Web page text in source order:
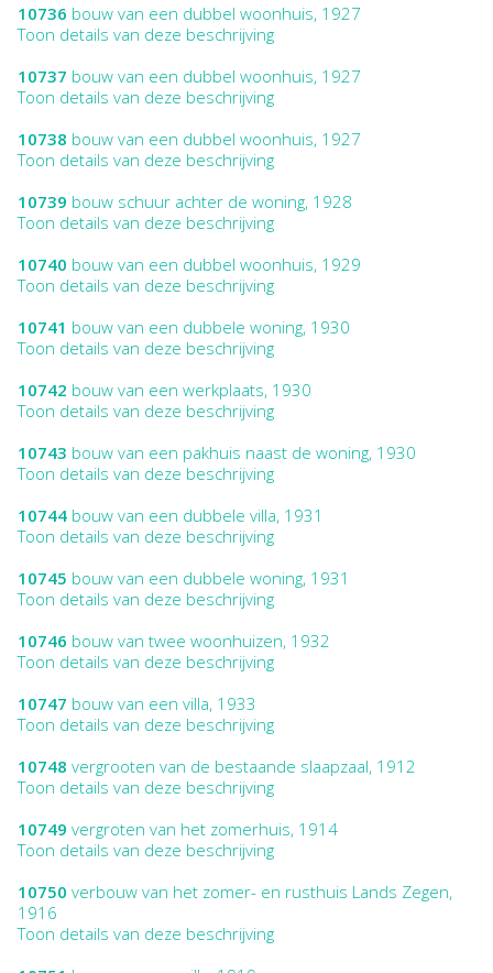
10736 bouw van een dubbel woonhuis, 1927
Toon details van deze beschrijving
10737 bouw van een dubbel woonhuis, 1927
Toon details van deze beschrijving
10738 bouw van een dubbel woonhuis, 1927
Toon details van deze beschrijving
10739 bouw schuur achter de woning, 1928
Toon details van deze beschrijving
10740 bouw van een dubbel woonhuis, 1929
Toon details van deze beschrijving
10741 bouw van een dubbele woning, 1930
Toon details van deze beschrijving
10742 bouw van een werkplaats, 1930
Toon details van deze beschrijving
10743 bouw van een pakhuis naast de woning, 1930
Toon details van deze beschrijving
10744 bouw van een dubbele villa, 1931
Toon details van deze beschrijving
10745 bouw van een dubbele woning, 1931
Toon details van deze beschrijving
10746 bouw van twee woonhuizen, 1932
Toon details van deze beschrijving
10747 bouw van een villa, 1933
Toon details van deze beschrijving
10748 vergrooten van de bestaande slaapzaal, 1912
Toon details van deze beschrijving
10749 vergroten van het zomerhuis, 1914
Toon details van deze beschrijving
10750 verbouw van het zomer- en rusthuis Lands Zegen,
1916
Toon details van deze beschrijving